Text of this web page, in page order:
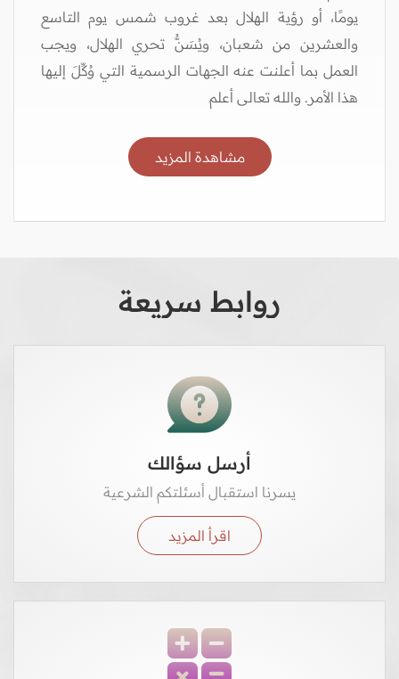
يومًا، أو رؤية الهلال بعد غروب شمس يوم التاسع
والعشرين من شعبان، ويُسَنُّ تحري الهلال، ويجب
العمل بما أعلنت عنه الجهات الرسمية التي وُكِّلَ إليها
هذا الأمر. والله تعالى أعلم
مشاهدة المزيد
روابط سريعة
أرسل سؤالك
يسرنا استقبال أسئلتكم الشرعية
اقرأ المزيد